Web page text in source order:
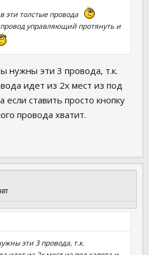
эти толстые провода
управляющий протянуть и
нужны эти 3 провода, т.к.
идет из 2х мест из под
если ставить просто кнопку
провода хватит.
эти 3 провода, т.к.